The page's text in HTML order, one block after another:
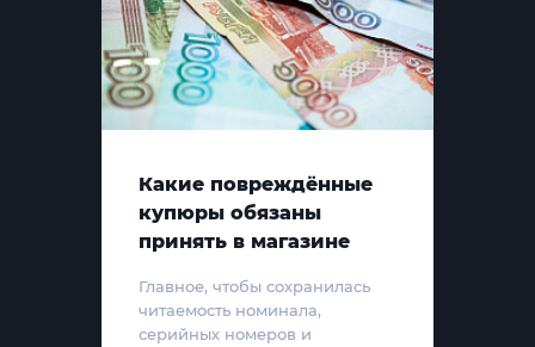
Какие повреждённые
купюры обязаны
принять в магазине
Главное, чтобы сохранилась
читаемость номинала,
серийных номеров и